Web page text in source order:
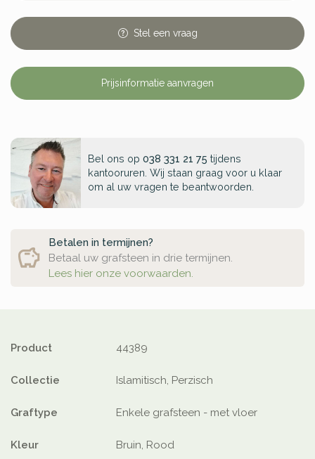
Stel een vraag
Prijsinformatie aanvragen
Bel ons op 038 331 21 75 tijdens
kantooruren. Wij staan graag voor u klaar
om al uw vragen te beantwoorden.
Betalen in termijnen?
Betaal uw grafsteen in drie termijnen.
Lees hier onze voorwaarden.
Product 44389
Collectie Islamitisch, Perzisch
Graftype Enkele grafsteen - met vloer
Kleur Bruin, Rood